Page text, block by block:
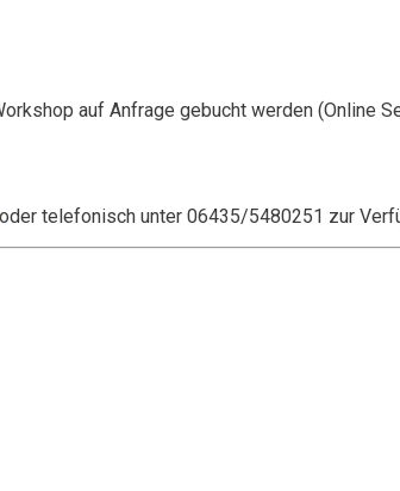
auf Anfrage gebucht werden (Online
oder telefonisch unter 06435/5480251 zur